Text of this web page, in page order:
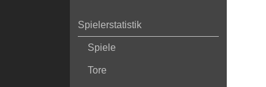
Spielerstatistik
Spiele
Tore